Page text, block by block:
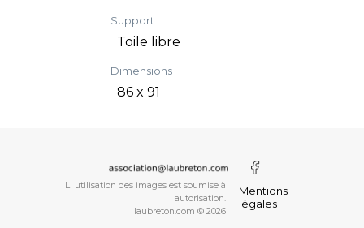
Support
Toile libre
Dimensions
86 x 91
|
L' utilisation des images est soumise à
autorisation.
laubreton.com © 2026
| Mentions
légales